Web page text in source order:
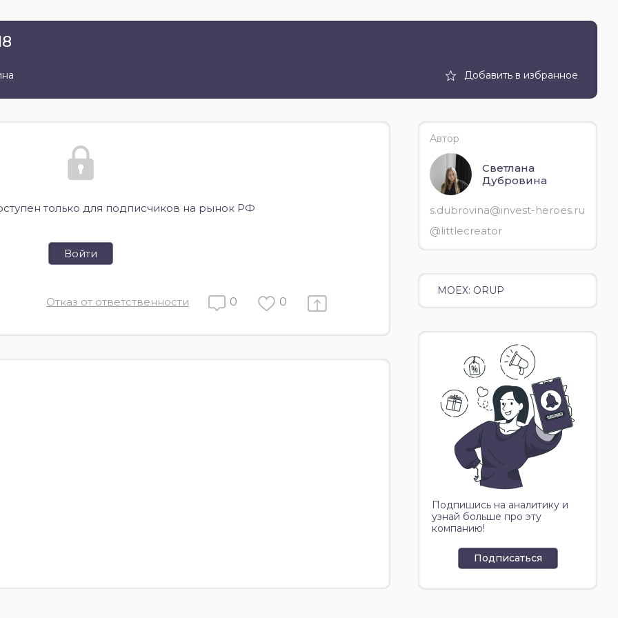
Добавить в избранное
только для подписчиков на рынок РФ
Войти
Отказ от ответственности 0 0
Автор
Светлана
Дубровина
s.dubrovina@invest-heroes.ru
@littlecreator
MOEX: ORUP
Подпишись на аналитику и
узнай больше про эту
компанию!
Подписаться